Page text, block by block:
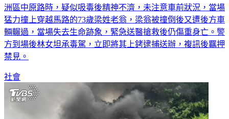
洲區中原路時，疑似吸毒後精神不濟，未注意車前狀況，當場
猛力撞上穿越馬路的73歲梁姓老翁，梁翁被撞倒後又遭後方車
輛輾過，當場失去生命跡象，緊急送醫搶救後仍傷重身亡。警
方到場後林女坦承毒駕，立即將其上銬逮捕送辦，複訊後羈押
禁見。
社會